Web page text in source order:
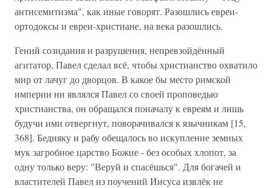
антисемитизма", как иные говорят. Разошлись евреи-
ортодоксы и евреи-христиане, на века разошлись.
Гений созидания и разрушения, непревзойдённый
агитатор, Павел сделал всё, чтобы христианство охватило
мир от лачуг до дворцов. В какое бы место римской
империи ни являлся Павел со своей проповедью
христианства, он обращался поначалу к евреям и лишь
будучи ими отвергнут, поворачивался к язычникам [15,
368]. Бедняку и рабу обещалось во искупление земных
мук загробное царство Божие - без особых хлопот, за
одну только веру: "Веруй и спасёшься". Для богачей и
властителей Павел из поучений Иисуса извлёк не